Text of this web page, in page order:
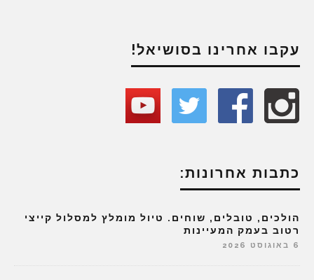
עקבו אחרינו בסושיאל!
כתבות אחרונות:
הולכים, טובלים, שוחים. טיול מומלץ למסלול קייצי
רטוב בעמק המעיינות
6 באוגוסט 2026